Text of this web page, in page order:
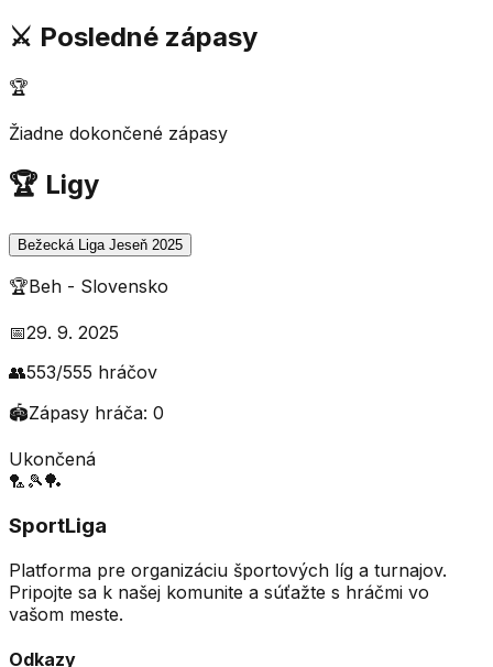
⚔️ Posledné zápasy
🏆
Žiadne dokončené zápasy
🏆 Ligy
Bežecká Liga Jeseň 2025
🏆Beh - Slovensko
📅29. 9. 2025
👥553/555 hráčov
🏟️Zápasy hráča: 0
Ukončená
🏸 🎾🏓
SportLiga
Platforma pre organizáciu športových líg a turnajov.
Pripojte sa k našej komunite a súťažte s hráčmi vo
vašom meste.
Odkazy